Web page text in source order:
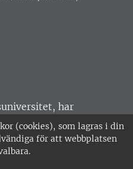
(cookies), som lagras i din
för att webbplatsen
har
Huvudorter är
SLU är
14001. •
2817 •